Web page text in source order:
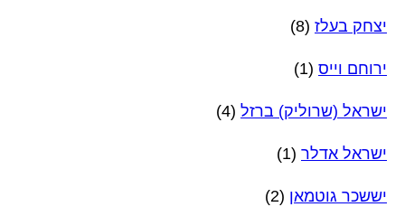
יצחק בעלז (8)
ירוחם וייס (1)
ישראל (שרוליק) ברזל (4)
ישראל אדלר (1)
יששכר גוטמאן (2)